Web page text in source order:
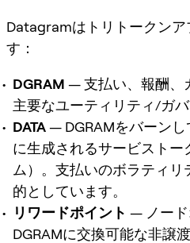
Datagramはトリトークンア
す：
DGRAM — 支払い、報酬、
主要なユーティリティ/ガバ
DATA— DGRAMをバーン
に生成されるサービスト
ム）。支払いのボラティリ
的としています。
リワードポイント — ノード
DGRAMに交換可能な非譲